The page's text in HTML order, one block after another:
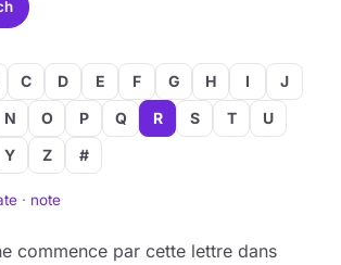
C D E F G H I
J
N O P Q R S T
U
Y Z #
· note
commence par cette lettre dans